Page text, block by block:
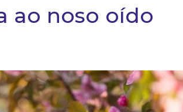
ao noso oído